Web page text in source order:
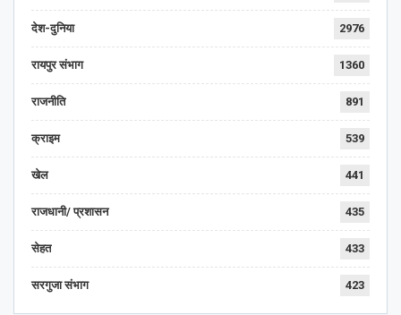
देश-दुनिया 2976
रायपुर संभाग 1360
राजनीति 891
क्राइम 539
खेल 441
राजधानी/ प्रशासन 435
सेहत 433
सरगुजा संभाग 423